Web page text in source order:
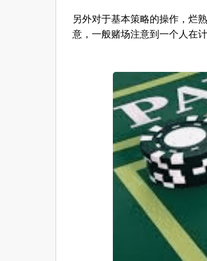
另外对于基本策略的操作，烂
意，一般赌场注意到一个人在